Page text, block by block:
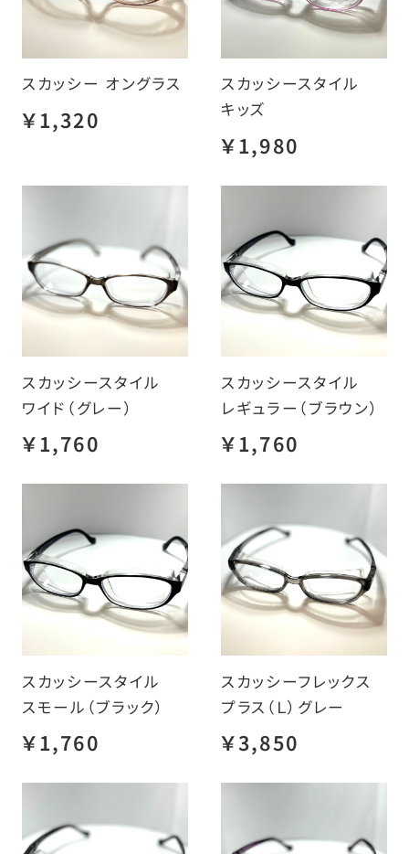
スカッシー オングラス
￥1,320
スカッシースタイル
キッズ
￥1,980
スカッシースタイル
ワイド（グレー）
￥1,760
スカッシースタイル
レギュラー（ブラウン）
￥1,760
スカッシースタイル
スモール（ブラック）
￥1,760
スカッシーフレックス
プラス（Ｌ）グレー
￥3,850